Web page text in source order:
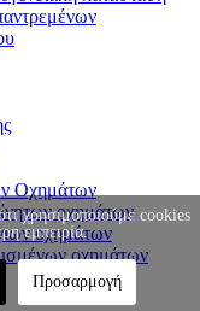
Οχημάτων
οχημάτων
οχημάτων
οχημάτων
χρησιμοποιούμε cookies
εμπειρία.
Προσαρμογή